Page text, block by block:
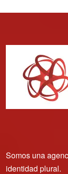
Somos una
identidad plural.